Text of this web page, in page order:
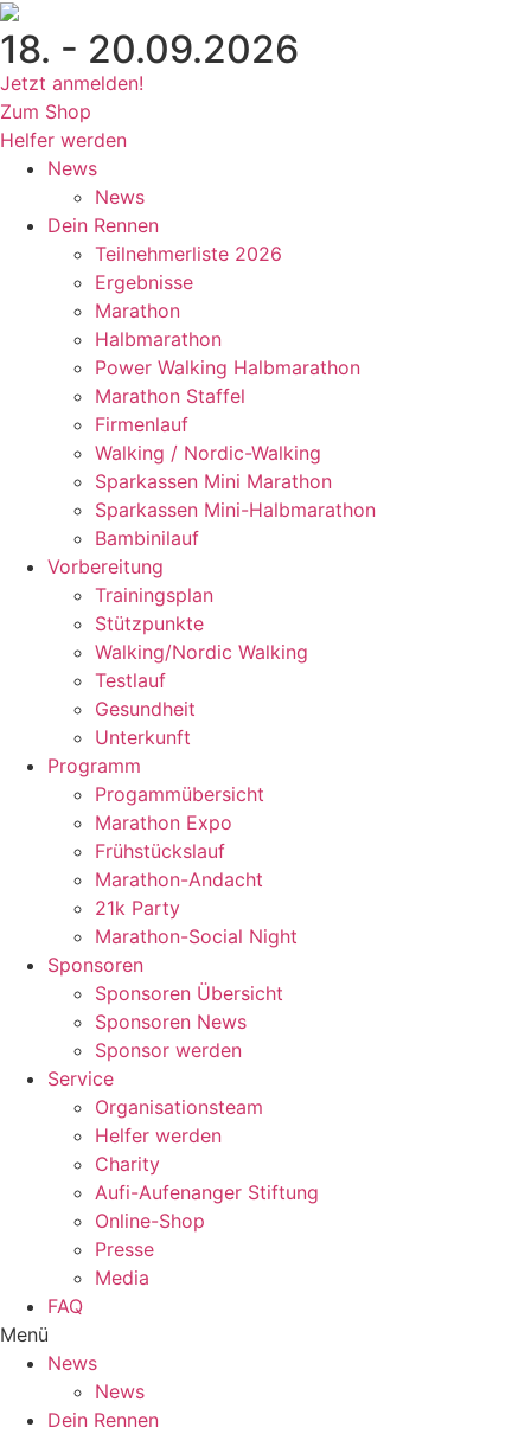
Zum
Inhalt
wechseln
18. - 20.09.2026
Jetzt anmelden!
Zum Shop
Helfer werden
News
News
Dein Rennen
Teilnehmerliste 2026
Ergebnisse
Marathon
Halbmarathon
Power Walking Halbmarathon
Marathon Staffel
Firmenlauf
Walking / Nordic-Walking
Sparkassen Mini Marathon
Sparkassen Mini-Halbmarathon
Bambinilauf
Vorbereitung
Trainingsplan
Stützpunkte
Walking/Nordic Walking
Testlauf
Gesundheit
Unterkunft
Programm
Progammübersicht
Marathon Expo
Frühstückslauf
Marathon-Andacht
21k Party
Marathon-Social Night
Sponsoren
Sponsoren Übersicht
Sponsoren News
Sponsor werden
Service
Organisationsteam
Helfer werden
Charity
Aufi-Aufenanger Stiftung
Online-Shop
Presse
Media
FAQ
Menü
News
News
Dein Rennen